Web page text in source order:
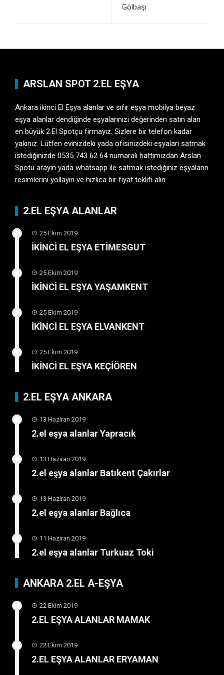
Gölbaşı
ARSLAN SPOT 2.EL EŞYA
Ankara ikinci El Eşya alanlar ve sıfır eşya mobilya beyaz
eşya alanlar dendiğinde eşyalarınızı değerinden satın alan
en büyük 2.El Spotçu firmayız. Sizlere bir telefon kadar
yakınız. Lütfen evinizdeki yada ofisinizdeki eşyaları satmak
istediğinizde 0535 743 62 64 numaralı hattımızdan Arslan
Spotu arayın yada whatsapp ile satmak istediğiniz eşyaların
resimlerini yollayın ve hızlıca bir fiyat teklifi alın.
2.EL EŞYA ALANLAR
25 Ekim 2019
İKİNCİ EL EŞYA ETİMESGUT
25 Ekim 2019
İKİNCİ EL EŞYA YAŞAMKENT
25 Ekim 2019
İKİNCİ EL EŞYA ELVANKENT
25 Ekim 2019
İKİNCİ EL EŞYA KEÇİÖREN
2.EL EŞYA ANKARA
13 Haziran 2019
2.el eşya alanlar Yapracık
13 Haziran 2019
2.el eşya alanlar Batıkent Çakırlar
13 Haziran 2019
2.el eşya alanlar Bağlıca
11 Haziran 2019
2.el eşya alanlar Turkuaz Toki
ANKARA 2.EL A-EŞYA
22 Ekim 2019
2.EL EŞYA ALANLAR MAMAK
22 Ekim 2019
2.EL EŞYA ALANLAR ERYAMAN